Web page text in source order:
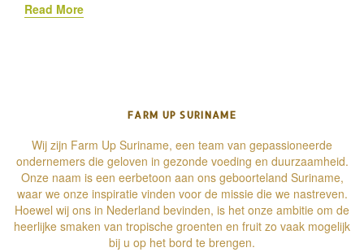
Read More
FARM UP SURINAME
Wij zijn Farm Up Suriname, een team van gepassioneerde
ondernemers die geloven in gezonde voeding en duurzaamheid.
Onze naam is een eerbetoon aan ons geboorteland Suriname,
waar we onze inspiratie vinden voor de missie die we nastreven.
Hoewel wij ons in Nederland bevinden, is het onze ambitie om de
heerlijke smaken van tropische groenten en fruit zo vaak mogelijk
bij u op het bord te brengen.